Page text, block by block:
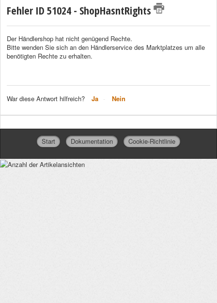
Fehler ID 51024 - ShopHasntRights
Der Händlershop hat nicht genügend Rechte.
Bitte wenden Sie sich an den Händlerservice des Marktplatzes um alle
benötigten Rechte zu erhalten.
War diese Antwort hilfreich? Ja Nein
Start Dokumentation Cookie-Richtlinie